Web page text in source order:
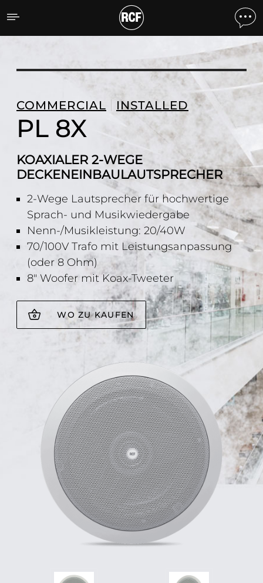
PL 8X KOAXIALER 2-
COMMERCIAL INSTALLED
PL 8X
KOAXIALER 2-WEGE
DECKENEINBAULAUTSPRECHER
2-Wege Lautsprecher für hochwertige
Sprach- und Musikwiedergabe
Nenn-/Musikleistung: 20/40W
70/100V Trafo mit Leistungsanpassung
(oder 8 Ohm)
8" Woofer mit Koax-Tweeter
WO ZU KAUFEN